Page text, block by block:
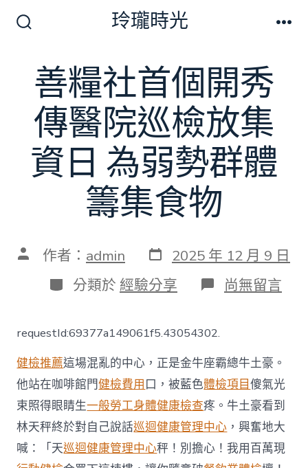
切
換
玲瓏時光
善糧社首個開秀
傳醫院巡檢放集
資日 為弱勢群體
籌集食物
文 作者： admin 發
表
日
期
2025 年 12 月 9 日
分
類
分類於 經驗分享 在
〈善
個
開
秀
傳
醫
院
巡
檢
放
尚無留言
requestId:69377a149061f5.43054302.
健檢推薦這場混亂的中心，正是金牛座霸總牛土豪。
他站在咖啡館門健檢費用口，被藍色體檢項目傻氣光
束照得眼睛生一般勞工身體健康檢查疼。牛土豪看到
林天秤終於對自己說話巡迴健康管理中心 ，興奮地大
喊：「天巡迴健康管理中心秤！別擔心！我用百萬現